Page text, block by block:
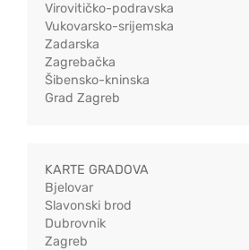
Virovitičko-podravska
Vukovarsko-srijemska
Zadarska
Zagrebačka
Šibensko-kninska
Grad Zagreb
KARTE GRADOVA
Bjelovar
Slavonski brod
Dubrovnik
Zagreb